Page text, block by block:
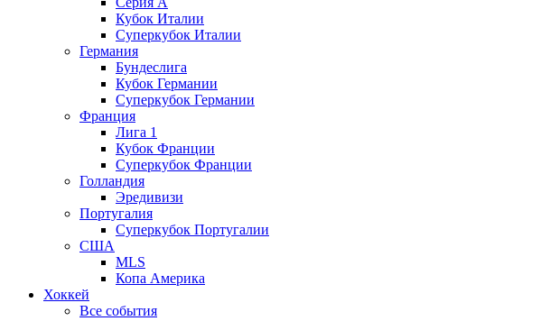
Кубок Италии
Суперкубок Италии
Германия
Бундеслига
Кубок Германии
Суперкубок Германии
Франция
Лига 1
Кубок Франции
Суперкубок Франции
Голландия
Эредивизи
Португалия
Суперкубок Португалии
США
MLS
Копа Америка
Хоккей
Все события